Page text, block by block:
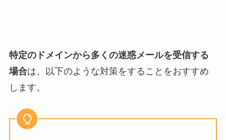
特定のドメインから多くの迷惑メールを受信する
場合は、以下のような対策をすることをおすすめ
します。